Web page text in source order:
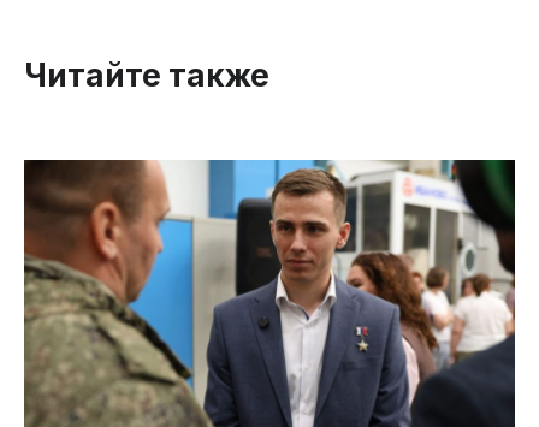
Читайте также